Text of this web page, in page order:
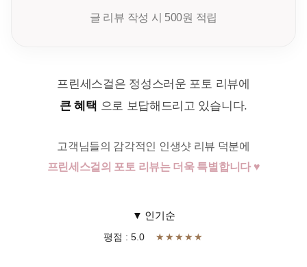
글 리뷰 작성 시 500원 적립
프린세스걸은 정성스러운 포토 리뷰에
큰 혜택 으로 보답해드리고 있습니다.
고객님들의 감각적인 인생샷 리뷰 덕분에
프린세스걸의 포토 리뷰는 더욱 특별합니다 ♥
▼ 인기순
평점 : 5.0 ★★★★★